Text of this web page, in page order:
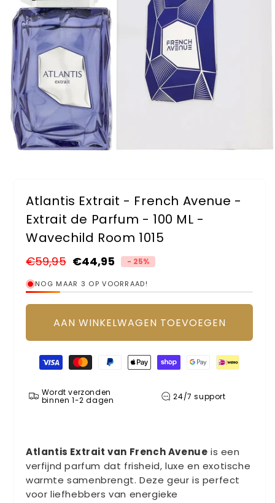
Atlantis Extrait - French Avenue -
Extrait de Parfum - 100 ML -
Wavechild Room 1015
Normale
prijs
€59,95
Aanbiedingsprijs
€44,95 - 25%
NOG MAAR 3 OP VOORRAAD!
AAN WINKELWAGEN TOEVOEGEN
Betaalmethoden
Wordt verzonden
binnen 1-2 dagen 24/7 support
Atlantis Extrait van French Avenue is een
verfijnd parfum dat frisheid, luxe en exotische
warmte samenbrengt. Deze geur is perfect
voor liefhebbers van energieke